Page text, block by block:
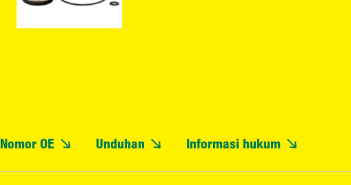
Nomor OE Unduhan Informasi hukum